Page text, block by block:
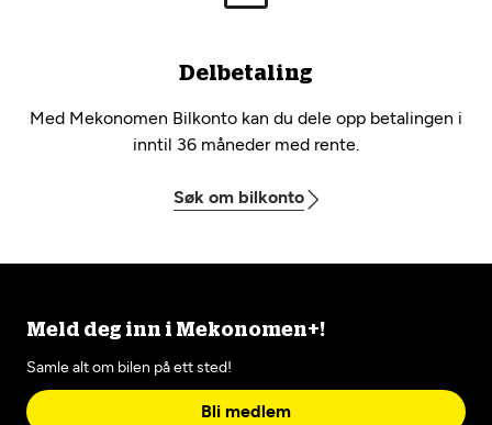
Delbetaling
Med Mekonomen Bilkonto kan du dele opp betalingen i
inntil 36 måneder med rente.
Søk om bilkonto
Meld deg inn i Mekonomen+!
Samle alt om bilen på ett sted!
Bli medlem